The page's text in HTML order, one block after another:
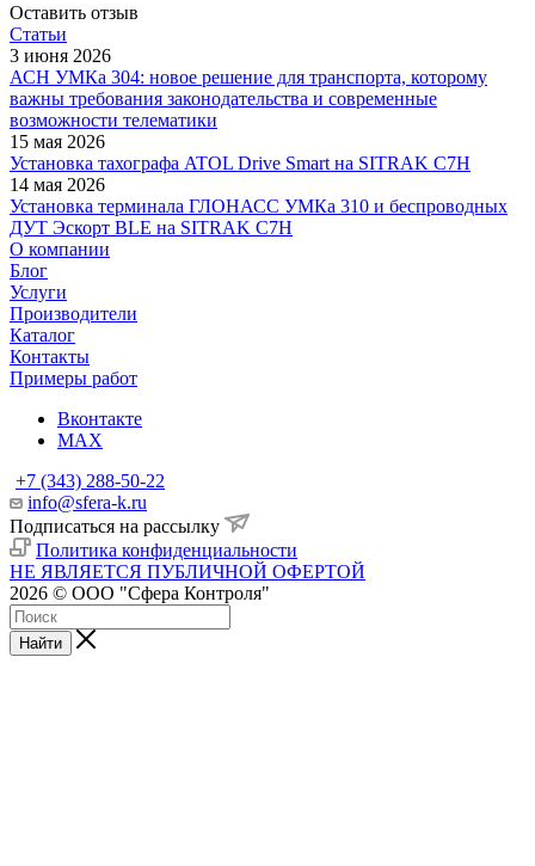
Оставить отзыв
Статьи
3 июня 2026
АСН УМКа 304: новое решение для транспорта, которому
важны требования законодательства и современные
возможности телематики
15 мая 2026
Установка тахографа ATOL Drive Smart на SITRAK C7H
14 мая 2026
Установка терминала ГЛОНАСС УМКа 310 и беспроводных
ДУТ Эскорт BLE на SITRAK C7H
О компании
Блог
Услуги
Производители
Каталог
Контакты
Примеры работ
Вконтакте
MAX
+7 (343) 288-50-22
info@sfera-k.ru
Подписаться на рассылку
Политика конфиденциальности
НЕ ЯВЛЯЕТСЯ ПУБЛИЧНОЙ ОФЕРТОЙ
2026 © ООО "Сфера Контроля"
Найти